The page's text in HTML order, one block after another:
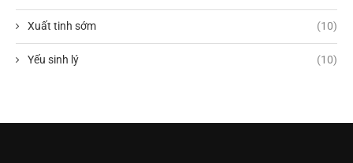
Xuất tinh sớm (10)
Yếu sinh lý (10)